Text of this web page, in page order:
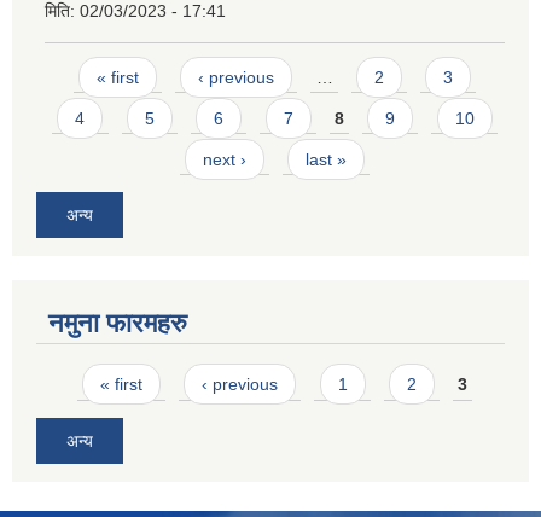
मिति: 02/03/2023 - 17:41
Pages
« first ‹ previous 2 3
4 5 6 7 8 9 10
next › last »
अन्य
नमुना फारमहरु
Pages
« first ‹ previous 1 2 3
अन्य